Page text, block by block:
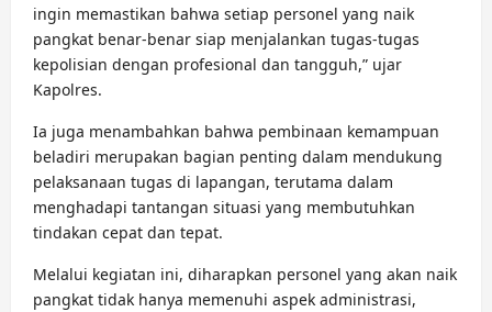
ingin memastikan bahwa setiap personel yang naik
pangkat benar-benar siap menjalankan tugas-tugas
kepolisian dengan profesional dan tangguh,” ujar
Kapolres.
Ia juga menambahkan bahwa pembinaan kemampuan
beladiri merupakan bagian penting dalam mendukung
pelaksanaan tugas di lapangan, terutama dalam
menghadapi tantangan situasi yang membutuhkan
tindakan cepat dan tepat.
Melalui kegiatan ini, diharapkan personel yang akan naik
pangkat tidak hanya memenuhi aspek administrasi,